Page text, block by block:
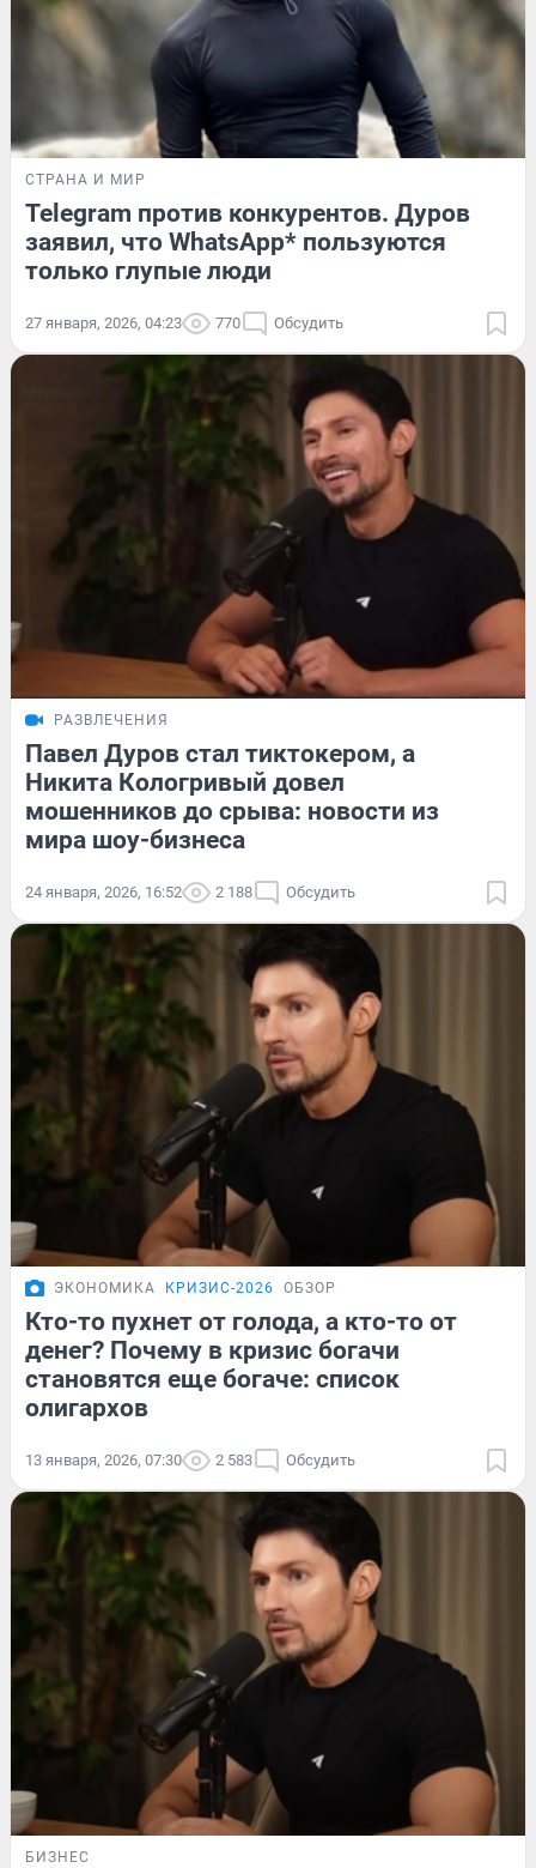
СТРАНА И МИР
Telegram против конкурентов. Дуров
заявил, что WhatsApp* пользуются
только глупые люди
27 января, 2026, 04:23 770 Обсудить
РАЗВЛЕЧЕНИЯ
Павел Дуров стал тиктокером, а
Никита Кологривый довел
мошенников до срыва: новости из
мира шоу-бизнеса
24 января, 2026, 16:52 2 188 Обсудить
ЭКОНОМИКА КРИЗИС-2026 ОБЗОР
Кто-то пухнет от голода, а кто-то от
денег? Почему в кризис богачи
становятся еще богаче: список
олигархов
13 января, 2026, 07:30 2 583 Обсудить
БИЗНЕС